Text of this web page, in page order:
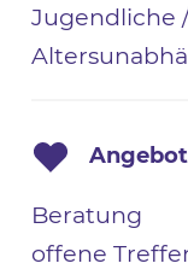
Jugendliche
Beratung
offene